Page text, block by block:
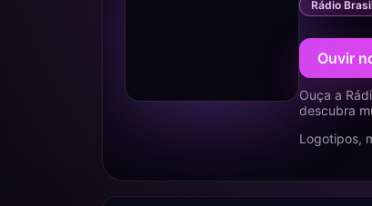
Rádio
Ouvir
Ouça a
descubra
Logotipos,